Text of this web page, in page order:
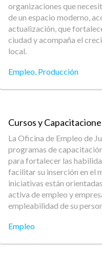
organizaciones que
de un espacio moderno,
actualización, que
ciudad y acompaña el
local.
Empleo, Producción
Cursos y
La Oficina de Empleo de
programas de
para fortalecer las
facilitar su inserción en el
iniciativas están
activa de empleo y
empleabilidad de su
Empleo